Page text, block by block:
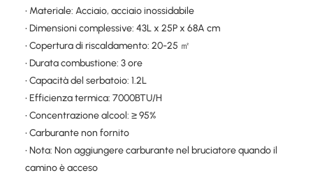
• Materiale: Acciaio, acciaio inossidabile
• Dimensioni complessive: 43L x 25P x 68A cm
• Copertura di riscaldamento: 20-25 ㎡
• Durata combustione: 3 ore
• Capacità del serbatoio: 1.2L
• Efficienza termica: 7000BTU/H
• Concentrazione alcool: ≥ 95%
• Carburante non fornito
• Nota: Non aggiungere carburante nel bruciatore quando il
camino è acceso